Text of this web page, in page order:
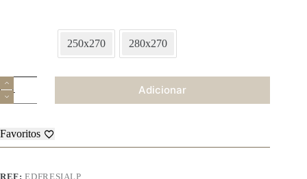
250x270 280x270
Quantidade
de
Bouty
Adicionar
Favoritos
REF:EDFRESIALP